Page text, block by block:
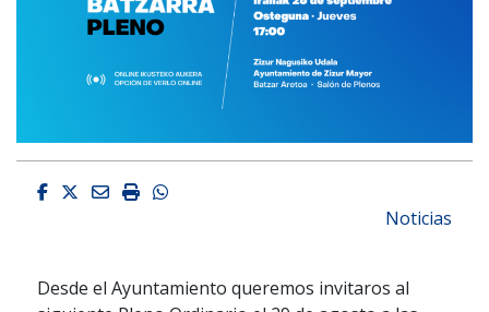
Facebook
Twitter
EmailImprimirWhatsapp
Noticias
Desde el Ayuntamiento queremos invitaros al